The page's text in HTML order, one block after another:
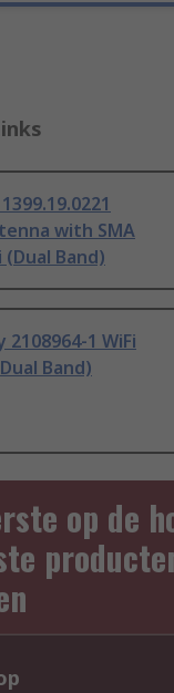
with SMA
(Dual Band)
1 WiFi
Band)
op de